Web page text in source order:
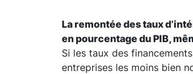
La remontée des taux
en pourcentage du PIB,
Si les taux des
entreprises les moins bien